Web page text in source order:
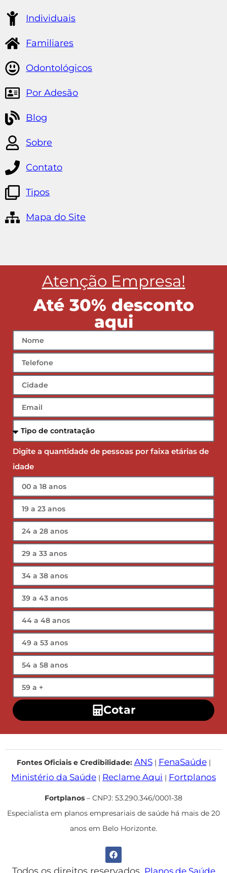
Individuais
Familiares
Odontológicos
Por Adesão
Blog
Sobre
Contato
Tipos
Mapa do Site
Atenção Empresa!
Até 30% desconto
aqui
Digite a quantidade de pessoas por faixa etárias de
idade
Cotar
Fontes Oficiais e Credibilidade: ANS| FenaSaúde|
Ministério da Saúde | Reclame Aqui | Fortplanos
Fortplanos – CNPJ: 53.290.346/0001-38
Especialista em planos empresariais de saúde há mais de 20
anos em Belo Horizonte.